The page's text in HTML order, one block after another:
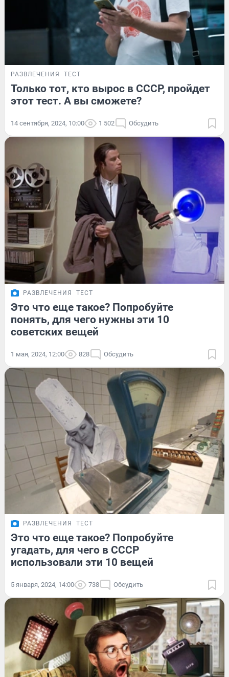
РАЗВЛЕЧЕНИЯ ТЕСТ
Только тот, кто вырос в СССР, пройдет
этот тест. А вы сможете?
14 сентября, 2024, 10:00 1 502 Обсудить
РАЗВЛЕЧЕНИЯ ТЕСТ
Это что еще такое? Попробуйте
понять, для чего нужны эти 10
советских вещей
1 мая, 2024, 12:00 828 Обсудить
РАЗВЛЕЧЕНИЯ ТЕСТ
Это что еще такое? Попробуйте
угадать, для чего в СССР
использовали эти 10 вещей
5 января, 2024, 14:00 738 Обсудить